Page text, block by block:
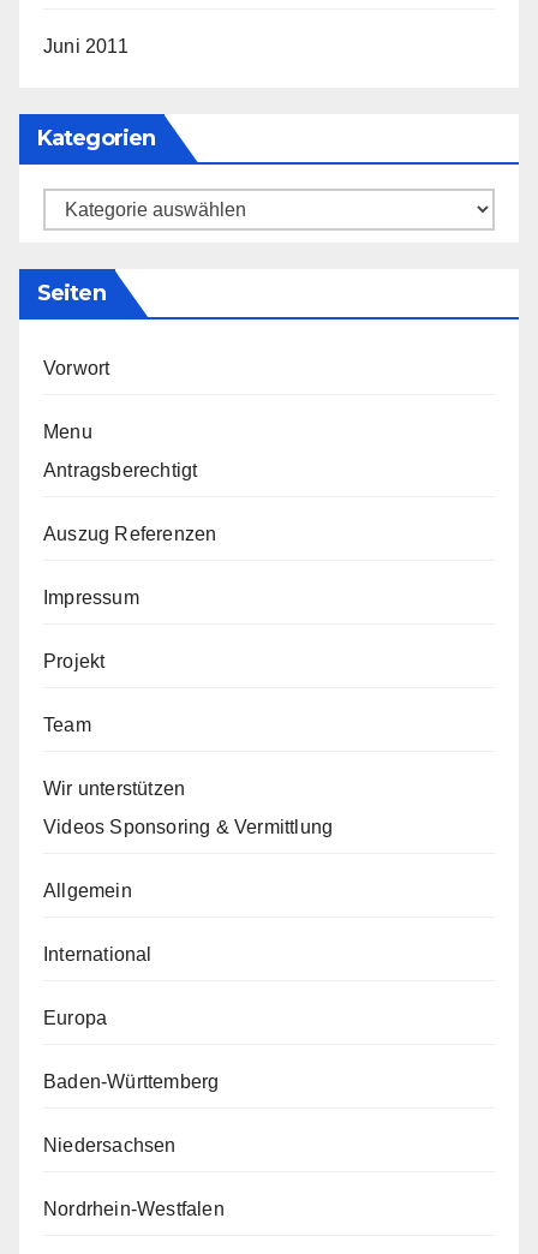
Juni 2011
Kategorien
Kategorien
Seiten
Vorwort
Menu
Antragsberechtigt
Auszug Referenzen
Impressum
Projekt
Team
Wir unterstützen
Videos Sponsoring & Vermittlung
Allgemein
International
Europa
Baden-Württemberg
Niedersachsen
Nordrhein-Westfalen